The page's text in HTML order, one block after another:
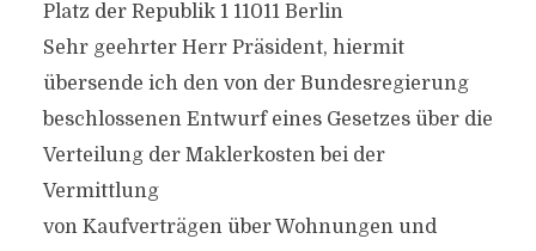
Platz der Republik 1 11011 Berlin
Sehr geehrter Herr Präsident, hiermit
übersende ich den von der Bundesregierung
beschlossenen Entwurf eines Gesetzes über die
Verteilung der Maklerkosten bei der
Vermittlung
von Kaufverträgen über Wohnungen und